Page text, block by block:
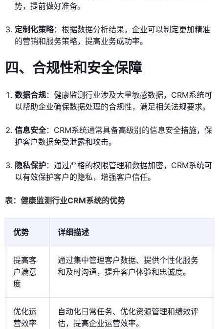
势，提前做好准备。
定制化策略：根据数据分析结果，企业可以制定更加精准
的营销和服务策略，提高业务成功率。
四、合规性和安全保障
数据合规：健康监测行业涉及大量敏感数据，CRM系统可
以帮助企业确保数据处理的合规性，满足相关法规要求。
信息安全：CRM系统通常具备高级别的信息安全措施，保
护客户数据免受泄露和攻击。
隐私保护：通过严格的权限管理和数据加密，CRM系统可
以有效保护客户的隐私，增强客户信任。
表：健康监测行业CRM系统的优势
优势 详细描述
提高客
户满意
度
通过集中管理客户数据、提供个性化服务
和及时沟通，提升客户体验和忠诚度。
优化运
营效率
自动化日常任务、优化资源管理和绩效评
估，提高企业运营效率。